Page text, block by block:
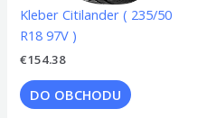
Kleber Citilander ( 235/50
R18 97V )
€154.38
DO OBCHODU